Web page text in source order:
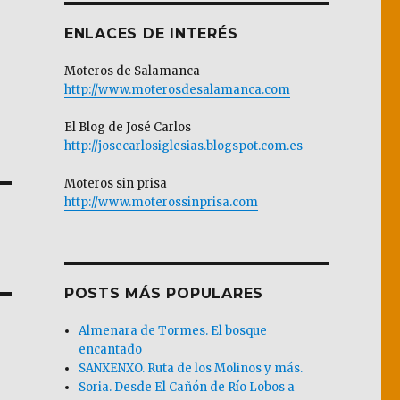
ENLACES DE INTERÉS
Moteros de Salamanca
http://www.moterosdesalamanca.com
El Blog de José Carlos
http://josecarlosiglesias.blogspot.com.es
Moteros sin prisa
http://www.moterossinprisa.com
POSTS MÁS POPULARES
Almenara de Tormes. El bosque
encantado
SANXENXO. Ruta de los Molinos y más.
Soria. Desde El Cañón de Río Lobos a